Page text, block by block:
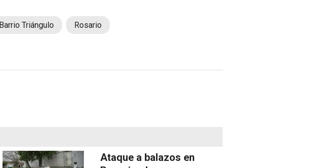
Barrio Triángulo Rosario
Ataque a balazos en